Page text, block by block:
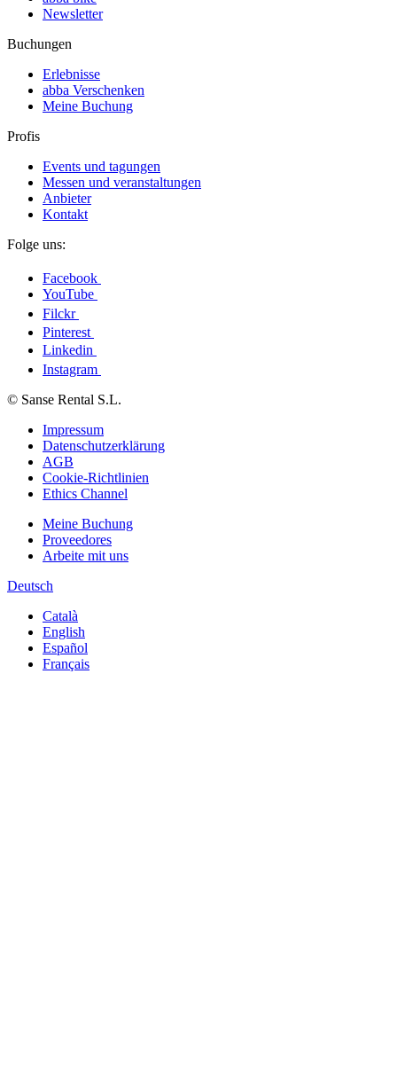
Newsletter
Buchungen
Erlebnisse
abba Verschenken
Meine Buchung
Profis
Events und tagungen
Messen und veranstaltungen
Anbieter
Kontakt
Folge uns:
Facebook
YouTube
Filckr
Pinterest
Linkedin
Instagram
© Sanse Rental S.L.
Impressum
Datenschutzerklärung
AGB
Cookie-Richtlinien
Ethics Channel
Meine Buchung
Proveedores
Arbeite mit uns
Deutsch
Català
English
Español
Français